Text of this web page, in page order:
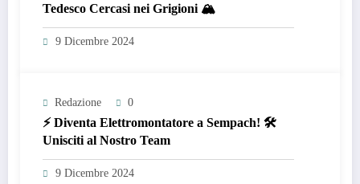
Tedesco Cercasi nei Grigioni 🏔️
9 Dicembre 2024
Redazione 0
⚡ Diventa Elettromontatore a Sempach! 🛠️
Unisciti al Nostro Team
9 Dicembre 2024